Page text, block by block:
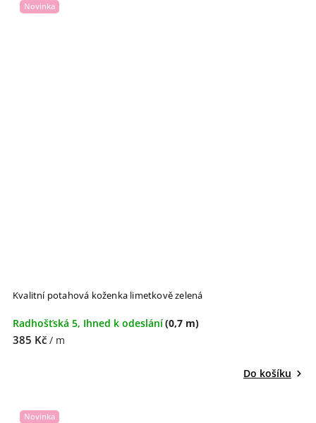
Novinka
Kvalitní potahová koženka limetkově zelená
Radhošťská 5, Ihned k odeslání(0,7 m)
385 Kč / m
Do košíku
Novinka